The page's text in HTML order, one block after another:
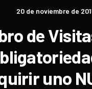
20 de noviembre de
de
uno